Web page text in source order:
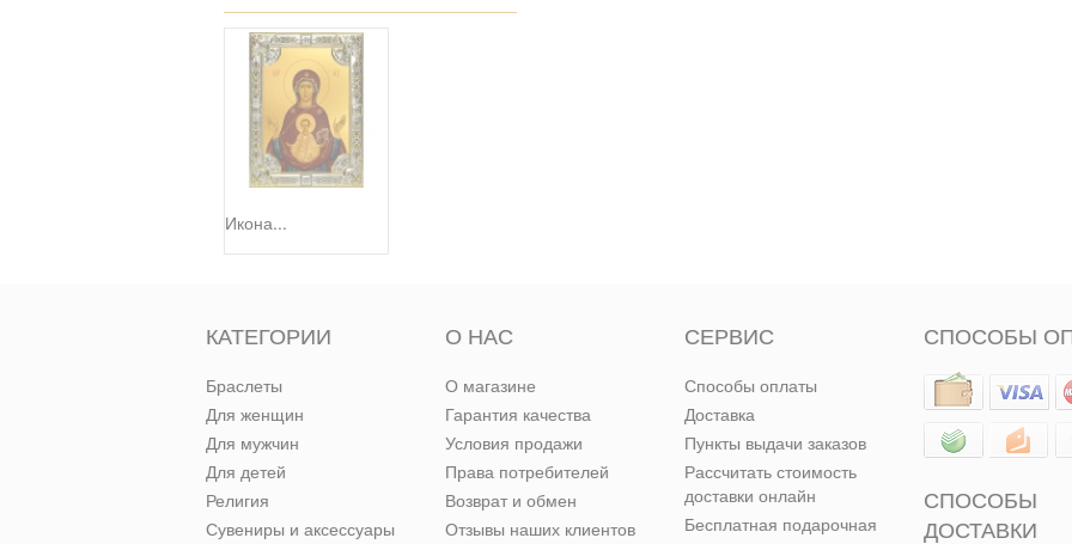
Икона...
КАТЕГОРИИ
Браслеты
Для женщин
Для мужчин
Для детей
Религия
Сувениры и аксессуары
О НАС
О магазине
Гарантия качества
Условия продажи
Права потребителей
Возврат и обмен
Отзывы наших клиентов
СЕРВИС
Способы оплаты
Доставка
Пункты выдачи заказов
Рассчитать стоимость
доставки онлайн
Бесплатная подарочная
СПОСОБЫ
СПОСОБЫ
ДОСТАВКИ